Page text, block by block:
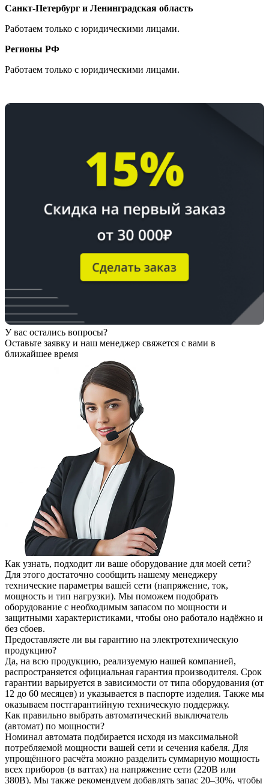
Санкт-Петербург и Ленинградская область
Работаем только с юридическими лицами.
Регионы РФ
Работаем только с юридическими лицами.
У вас остались вопросы?
Оставьте заявку и наш менеджер свяжется с вами в
ближайшее время
Как узнать, подходит ли ваше оборудование для моей сети?
Для этого достаточно сообщить нашему менеджеру
технические параметры вашей сети (напряжение, ток,
мощность и тип нагрузки). Мы поможем подобрать
оборудование с необходимым запасом по мощности и
защитными характеристиками, чтобы оно работало надёжно и
без сбоев.
Предоставляете ли вы гарантию на электротехническую
продукцию?
Да, на всю продукцию, реализуемую нашей компанией,
распространяется официальная гарантия производителя. Срок
гарантии варьируется в зависимости от типа оборудования (от
12 до 60 месяцев) и указывается в паспорте изделия. Также мы
оказываем постгарантийную техническую поддержку.
Как правильно выбрать автоматический выключатель
(автомат) по мощности?
Номинал автомата подбирается исходя из максимальной
потребляемой мощности вашей сети и сечения кабеля. Для
упрощённого расчёта можно разделить суммарную мощность
всех приборов (в ваттах) на напряжение сети (220В или
380В). Мы также рекомендуем добавлять запас 20–30%, чтобы